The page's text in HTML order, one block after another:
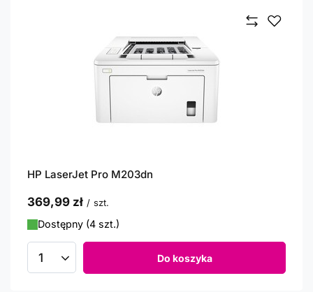
HP LaserJet Pro M203dn
369,99 zł / szt.
Dostępny (4 szt.)
Ilość produktów Do koszyka